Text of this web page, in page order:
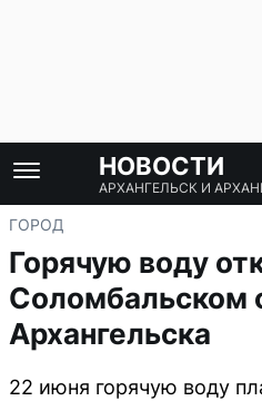
НОВОСТИ
АРХАНГЕЛЬСК И
ГОРОД
Горячую воду
Соломбальском
Архангельска
22 июня горячую воду